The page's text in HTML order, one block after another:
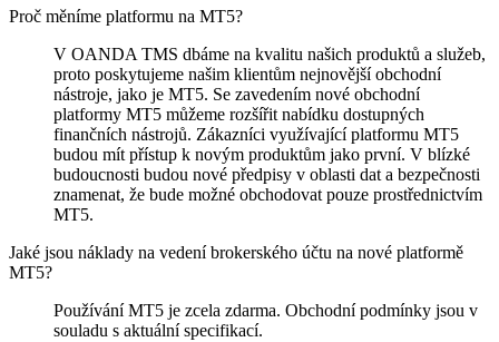
Proč měníme platformu na MT5?
V OANDA TMS dbáme na kvalitu našich produktů a služeb,
proto poskytujeme našim klientům nejnovější obchodní
nástroje, jako je MT5. Se zavedením nové obchodní
platformy MT5 můžeme rozšířit nabídku dostupných
finančních nástrojů. Zákazníci využívající platformu MT5
budou mít přístup k novým produktům jako první. V blízké
budoucnosti budou nové předpisy v oblasti dat a bezpečnosti
znamenat, že bude možné obchodovat pouze prostřednictvím
MT5.
Jaké jsou náklady na vedení brokerského účtu na nové platformě
MT5?
Používání MT5 je zcela zdarma. Obchodní podmínky jsou v
souladu s aktuální specifikací.